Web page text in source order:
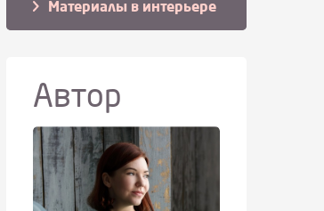
Материалы в интерьере
Автор